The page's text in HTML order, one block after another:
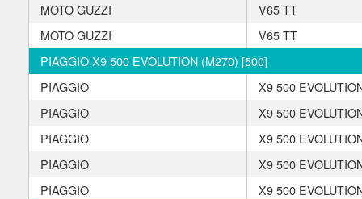
MOTO GUZZI
V65 TT
MOTO GUZZI
V65 TT
PIAGGIO X9 500 EVOLUTION (M270) [500]
PIAGGIO
X9 500
PIAGGIO
X9 500
PIAGGIO
X9 500
PIAGGIO
X9 500
PIAGGIO
X9 500